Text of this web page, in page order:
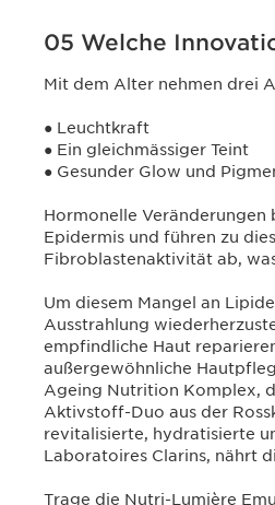
05 Welche
Mit dem Alter nehmen drei
● Leuchtkraft
● Ein gleichmässiger Teint
● Gesunder Glow und
Hormonelle
Epidermis und führen zu
Fibroblastenaktivität ab,
Um diesem Mangel an
Ausstrahlung
empfindliche Haut
außergewöhnliche
Ageing Nutrition Komplex,
Aktivstoff-Duo aus der
revitalisierte, hydratisierte
Laboratoires Clarins, nährt
Trage die Nutri-Lumière